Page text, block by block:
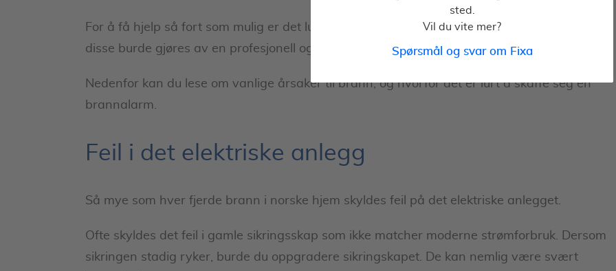
For å få hjelp så fort som mulig er det lurt å ha en brannalarm i flere rom. installasjonen av
disse burde gjøres av en profesjonell og er som regel inkludert i prisen.
Nedenfor kan du lese om vanlige årsaker til brann, og hvorfor det er lurt å skaffe seg en
brannalarm.
Feil i det elektriske anlegg
Så mye som hver fjerde brann i norske hjem skyldes feil på det elektriske anlegget.
Ofte skyldes det feil i gamle sikringsskap som ikke matcher moderne strømforbruk. Dersom
sikringen stadig ryker, burde du oppgradere sikringskapet. De kan nemlig være svært
sted.
Vil du vite mer?
Spørsmål og svar om Fixa